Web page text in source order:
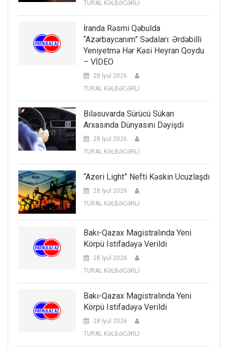
TURAL KƏLBƏCƏRLİ
İranda Rəsmi Qəbulda
“Azərbaycanım” Sədaları: Ərdəbilli
Yeniyetmə Hər Kəsi Heyran Qoydu
– VİDEO
28 İyul 2026
TURAL KƏLBƏCƏRLİ
Biləsuvarda Sürücü Sükan
Arxasında Dünyasını Dəyişdi
28 İyul 2026
TURAL KƏLBƏCƏRLİ
“Azeri Light” Nefti Kəskin Ucuzlaşdı
28 İyul 2026
TURAL KƏLBƏCƏRLİ
Bakı-Qazax Magistralında Yeni
Körpü Istifadəyə Verildi
28 İyul 2026
TURAL KƏLBƏCƏRLİ
Bakı-Qazax Magistralında Yeni
Körpü Istifadəyə Verildi
28 İyul 2026
TURAL KƏLBƏCƏRLİ